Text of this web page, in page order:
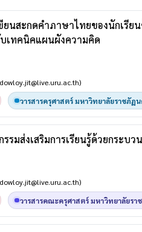
นสะกดคำภาษาไทยของนักเรีย
เทคนิคแผนผังความคิด
วารสารครุศาสตร์ มหาวิทยาลัยราชภัฏ
รมส่งเสริมการเรียนรู้ด้วยกระ
วารสารคณะครุศาสตร์ มหาวิทยาลัยรา